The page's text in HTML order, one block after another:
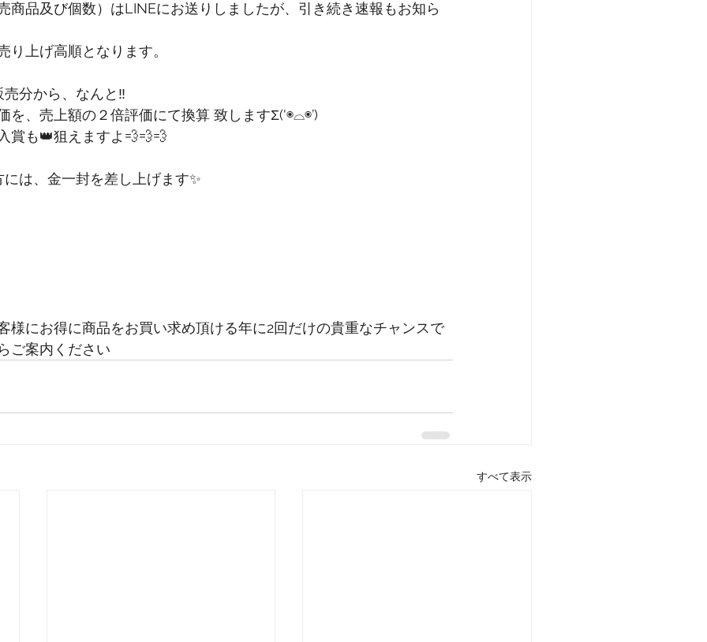
商品及び個数）はLINEにお送りしましたが、引き続き速報もお知ら
上げ高順となります。
分から、なんと‼️
を、売上額の２倍評価にて換算 致しますΣ('◉⌓◉’)
賞も👑狙えますよ💨💨💨
は、金一封を差し上げます✨
様にお得に商品をお買い求め頂ける年に2回だけの貴重なチャンスで
ご案内ください
すべて表示